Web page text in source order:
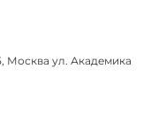
Москва ул. Академика